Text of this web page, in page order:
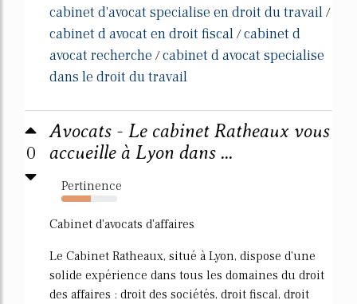
cabinet d'avocat specialise en droit du travail /
cabinet d avocat en droit fiscal /cabinet d
avocat recherche /cabinet d avocat specialise
dans le droit du travail
0
Avocats - Le cabinet Ratheaux vous
accueille à Lyon dans ...
Pertinence
53%
Cabinet d'avocats d'affaires
Le Cabinet Ratheaux, situé à Lyon, dispose d'une
solide expérience dans tous les domaines du droit
des affaires : droit des sociétés, droit fiscal, droit